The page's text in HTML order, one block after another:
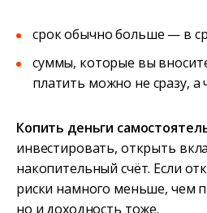
срок обычно больше — в
суммы, которые вы
платить можно не сразу, а
Копить деньги
инвестировать, открыть
накопительный счёт. Если
риски намного меньше, чем
но и доходность тоже.